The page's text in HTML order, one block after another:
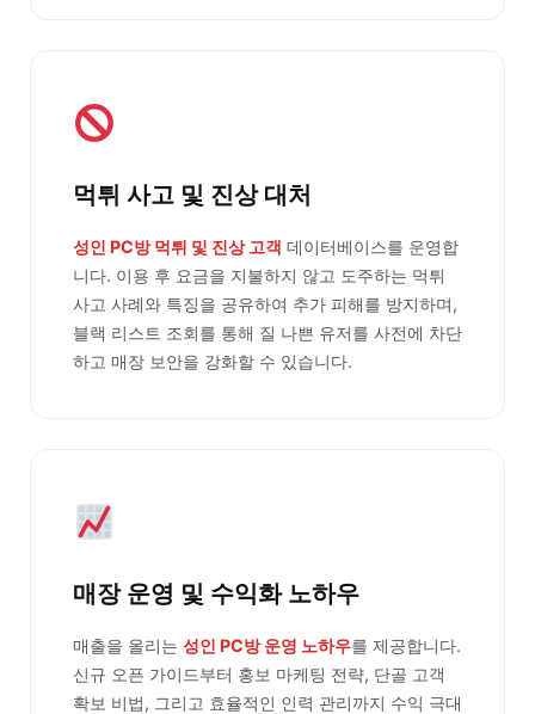
먹튀 사고 및 진상 대처
성인 PC방 먹튀 및 진상 고객 데이터베이스를 운영합
니다. 이용 후 요금을 지불하지 않고 도주하는 먹튀
사고 사례와 특징을 공유하여 추가 피해를 방지하며,
블랙 리스트 조회를 통해 질 나쁜 유저를 사전에 차단
하고 매장 보안을 강화할 수 있습니다.
매장 운영 및 수익화 노하우
매출을 올리는 성인 PC방 운영 노하우를 제공합니다.
신규 오픈 가이드부터 홍보 마케팅 전략, 단골 고객
확보 비법, 그리고 효율적인 인력 관리까지 수익 극대